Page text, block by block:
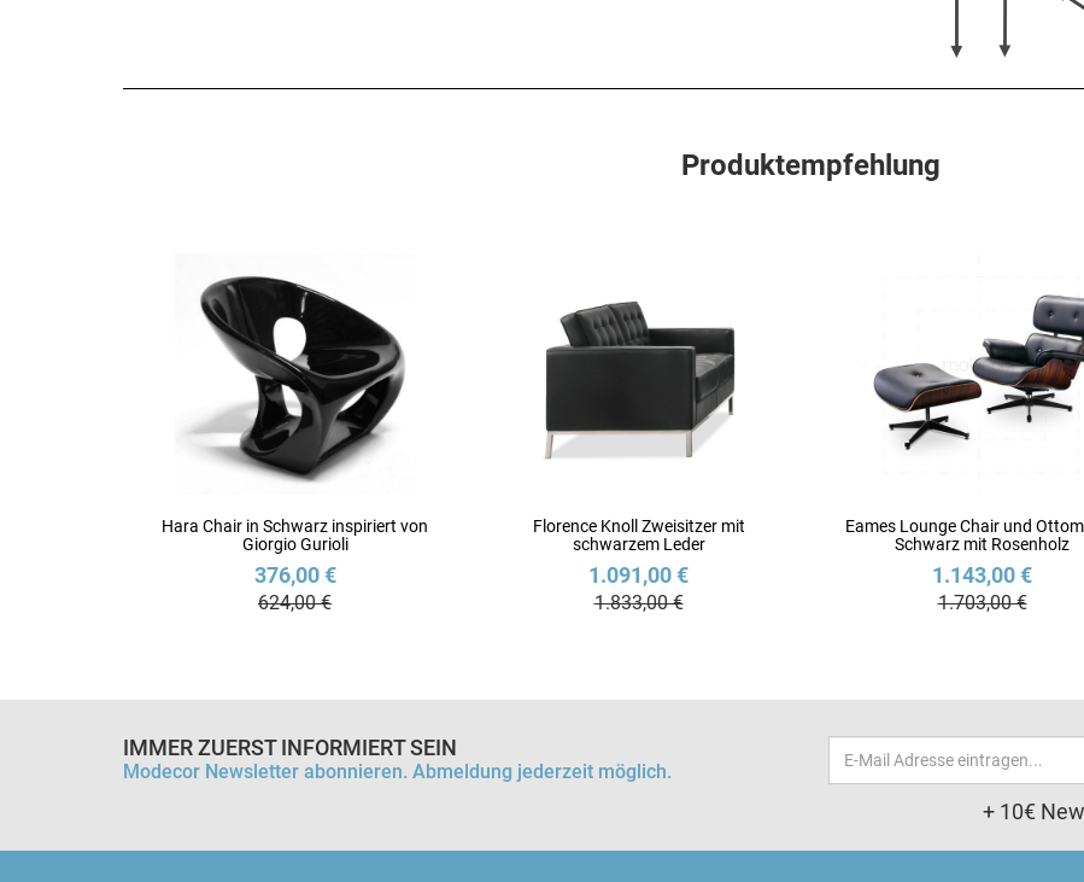
Produktempfehlung
Hara Chair in Schwarz inspiriert von
Giorgio Gurioli
376,00 €
624,00 €
Florence Knoll Zweisitzer mit
schwarzem Leder
1.091,00 €
1.833,00 €
Eames Lounge Chair und
Schwarz mit Rosenholz
1.143,00 €
1.703,00 €
IMMER ZUERST INFORMIERT SEIN
Modecor Newsletter abonnieren. Abmeldung jederzeit möglich.
Email-
Adresse
+ 10€